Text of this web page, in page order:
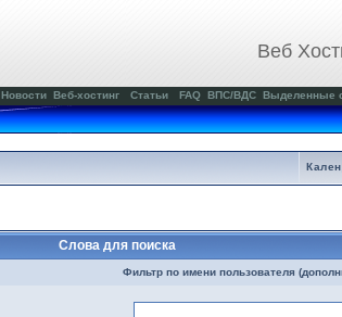
Веб
Новости Веб-хостинг Статьи FAQ ВПС/ВДС Выделенные
Слова для поиска
Фильтр по имени пользователя